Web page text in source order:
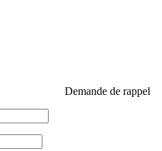
Demande de rappel